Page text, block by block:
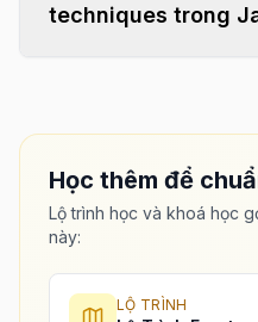
techniques trong
Học thêm để
Lộ trình học và khoá học
này:
LỘ TRÌNH